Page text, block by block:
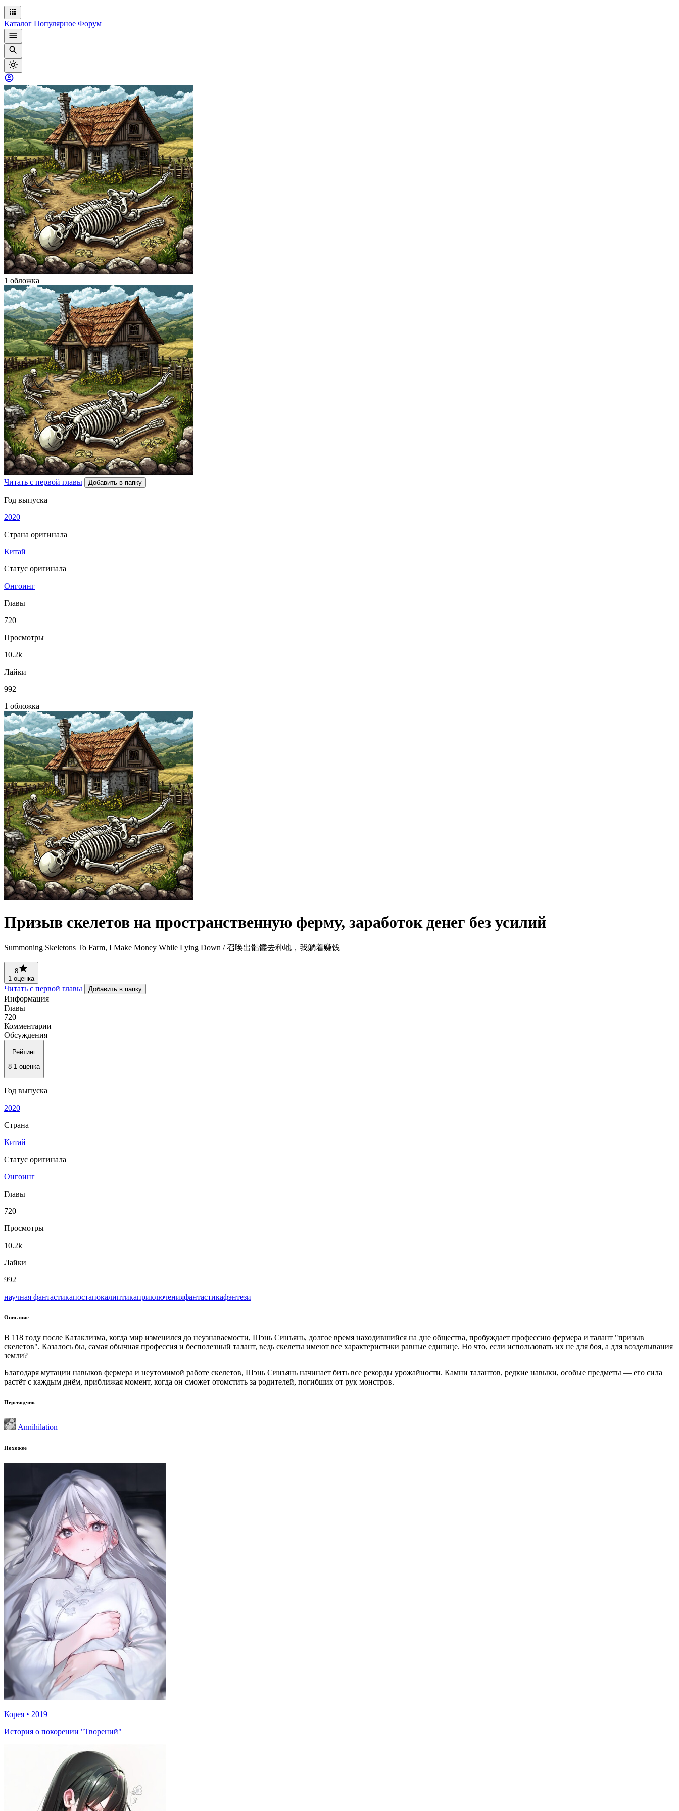
Каталог Популярное Форум
1 обложка
Читать с первой главы Добавить в папку
Год выпуска
2020
Страна оригинала
Китай
Статус оригинала
Онгоинг
Главы
720
Просмотры
10.2k
Лайки
992
1 обложка
Призыв скелетов на пространственную ферму, заработок денег без усилий
Summoning Skeletons To Farm, I Make Money While Lying Down / 召唤出骷髅去种地，我躺着赚钱
8
1 оценка
Читать с первой главы Добавить в папку
Информация
Главы
720
Комментарии
Обсуждения
Рейтинг
8 1 оценка
Год выпуска
2020
Страна
Китай
Статус оригинала
Онгоинг
Главы
720
Просмотры
10.2k
Лайки
992
научная фантастикапостапокалиптикаприключенияфантастикафэнтези
Описание
В 118 году после Катаклизма, когда мир изменился до неузнаваемости, Шэнь Синъянь, долгое время находившийся на дне общества, пробуждает профессию фермера и талант "призыв
скелетов". Казалось бы, самая обычная профессия и бесполезный талант, ведь скелеты имеют все характеристики равные единице. Но что, если использовать их не для боя, а для возделывания
земли?
Благодаря мутации навыков фермера и неутомимой работе скелетов, Шэнь Синъянь начинает бить все рекорды урожайности. Камни талантов, редкие навыки, особые предметы — его сила
растёт с каждым днём, приближая момент, когда он сможет отомстить за родителей, погибших от рук монстров.
Переводчик
Annihilation
Похожее
Корея • 2019
История о покорении "Творений"